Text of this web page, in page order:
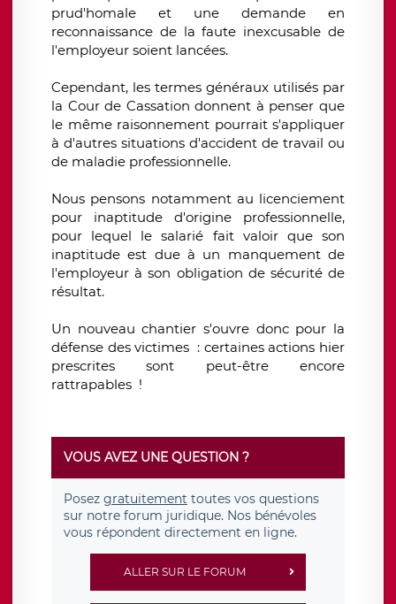
prud'homale et une demande en
reconnaissance de la faute inexcusable de
l'employeur soient lancées.
Cependant, les termes généraux utilisés par
la Cour de Cassation donnent à penser que
le même raisonnement pourrait s'appliquer
à d'autres situations d'accident de travail ou
de maladie professionnelle.
Nous pensons notamment au licenciement
pour inaptitude d'origine professionnelle,
pour lequel le salarié fait valoir que son
inaptitude est due à un manquement de
l'employeur à son obligation de sécurité de
résultat.
Un nouveau chantier s'ouvre donc pour la
défense des victimes : certaines actions hier
prescrites sont peut-être encore
rattrapables !
VOUS AVEZ UNE QUESTION ?
Posez gratuitement toutes vos questions
sur notre forum juridique. Nos bénévoles
vous répondent directement en ligne.
ALLER SUR LE FORUM